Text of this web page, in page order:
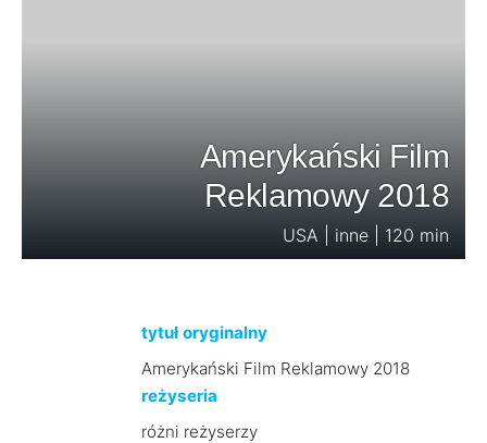
Amerykański Film
Reklamowy 2018
USA | inne | 120 min
tytuł oryginalny
Amerykański Film Reklamowy 2018
reżyseria
różni reżyserzy